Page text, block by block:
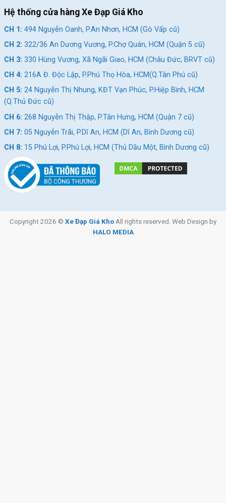
Combo Phụ Kiện Xe Đạp
699K
699.000₫
1.027.000₫
Combo Phụ Kiện Xe Đạp
599.000₫895.000
Địa Chỉ Các Cửa Hàng Xe Đạp Giá Kho:
Cửa hàng xe đạp Gò Vấp:
Nhấn để xem đường đi
Cửa hàng xe đạp Quận 5:
Nhấn để xem đường đi
Cửa hàng xe đạp Vũng Tàu: Nhấn để xem đường đi
Cửa hàng xe đạp Tân Phú:Nhấn để xem đường đi
Cửa hàng xe đạp Thủ Đức:Nhấn để xem đường đi
Cửa hàng xe đạp Quận 7:
Cửa hàng xe đạp Thủ Dầu Một:Nhấn để xem đường đi
Hệ thống cửa hàng Xe Đạp Giá Kho
CH 1: 494 Nguyễn Oanh, P.An Nhơn, HCM (Gò Vấp cũ)
CH 2: 322/36 An Dương Vương, P.Chợ Quán, HCM (Quận 5 cũ)
CH 3: 330 Hùng Vương, Xã Ngãi Giao, HCM (Châu Đức, BRVT cũ)
CH 4: 216A Đ. Độc Lập, P.Phú Thọ Hòa, HCM(Q.Tân Phú cũ)
CH 5: 24 Nguyễn Thị Nhung, KĐT Vạn Phúc, P.Hiệp Bình, HCM
(Q.Thủ Đức cũ)
CH 6: 268 Nguyễn Thị Thập, P.Tân Hưng, HCM (Quận 7 cũ)
CH 7: 05 Nguyễn Trãi, P.Dĩ An, HCM (Dĩ An, Bình Dương cũ)
CH 8: 15 Phú Lợi, P.Phú Lợi, HCM (Thủ Dầu Một, Bình Dương cũ)
Copyright 2026 © Xe Đạp Giá Kho All rights reserved. Web Design by
HALO MEDIA